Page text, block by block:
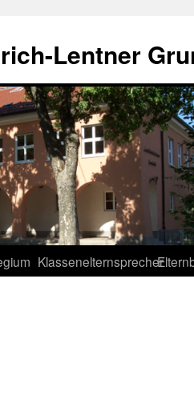
Lentner
Klassenelternsprecher